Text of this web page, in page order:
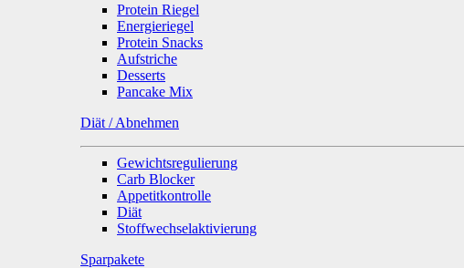
Protein Riegel
Energieriegel
Protein Snacks
Aufstriche
Desserts
Pancake Mix
Diät / Abnehmen
Gewichtsregulierung
Carb Blocker
Appetitkontrolle
Diät
Stoffwechselaktivierung
Sparpakete